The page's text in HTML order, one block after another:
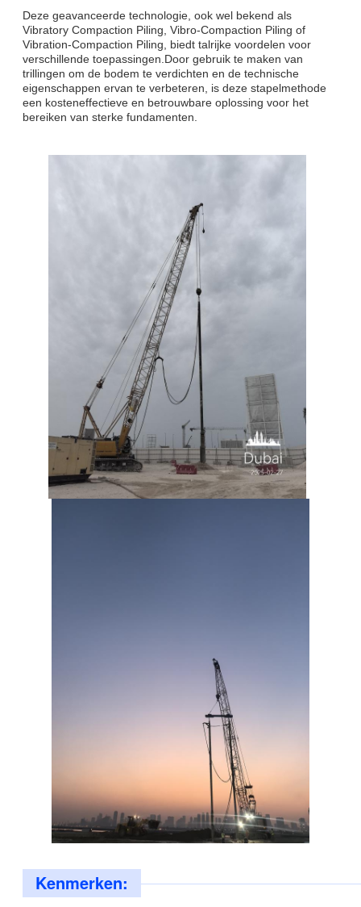
Deze geavanceerde technologie, ook wel bekend als
Vibratory Compaction Piling, Vibro-Compaction Piling of
Vibration-Compaction Piling, biedt talrijke voordelen voor
verschillende toepassingen.Door gebruik te maken van
trillingen om de bodem te verdichten en de technische
eigenschappen ervan te verbeteren, is deze stapelmethode
een kosteneffectieve en betrouwbare oplossing voor het
bereiken van sterke fundamenten.
Kenmerken: